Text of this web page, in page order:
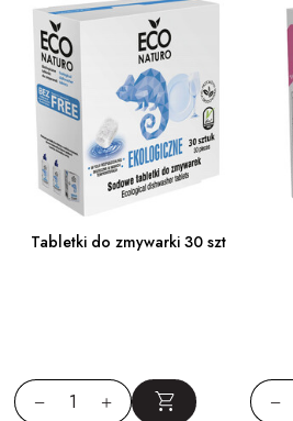
Tabletki do zmywarki 30 szt